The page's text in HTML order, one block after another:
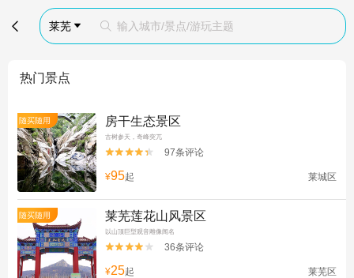
 莱芜   输入城市/景点/游玩主题
热门景点
随买随用 房干生态景区
古树参天，奇峰突兀

 97条评论
¥95起 莱城区
随买随用 莱芜莲花山风景区
以山顶巨型观音雕像闻名

 36条评论
¥25起 莱芜区